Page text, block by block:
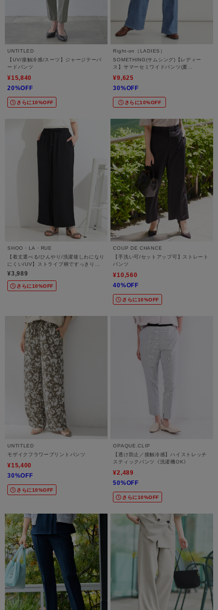
UNTITLED
【UV/接触冷感/スーツ】ジャージテーパ
ードパンツ
¥15,840
20%OFF
さらに10%OFF
Right-on（LADIES）
SOMETHING(サムシング)【レディー
ス】サマーセミワイドパンツ(夏
¥9,625
30%OFF
さらに10%OFF
SHOO・LA・RUE
【着丈選べる/ひんやり/洗濯後しわになり
にくい/UV】ストライプ柄ですっきり見
え イージーワイドパンツ
¥3,989
さらに10%OFF
COUP DE CHANCE
【手洗い可/セットアップ可】ストレート
パンツ
¥10,560
40%OFF
さらに10%OFF
UNTITLED
モザイクフラワープリントパンツ
¥15,400
30%OFF
さらに10%OFF
OPAQUE.CLIP
【透け防止／接触冷感】ハイストレッチ
スティックパンツ《洗濯機OK》
¥2,489
50%OFF
さらに10%OFF